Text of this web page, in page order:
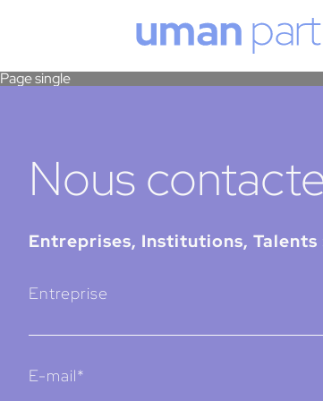
Page single
Nous
Entreprises, Institutions, Talents
Entreprise
E-mail*